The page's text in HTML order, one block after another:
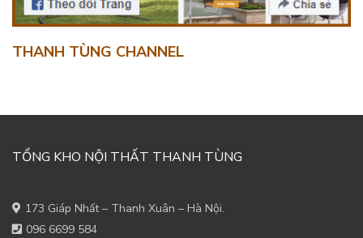
THANH TÙNG CHANNEL
TỔNG KHO NỘI THẤT THANH TÙNG
173 Giáp Nhất – Thanh Xuân – Hà Nội.
096 6699 584